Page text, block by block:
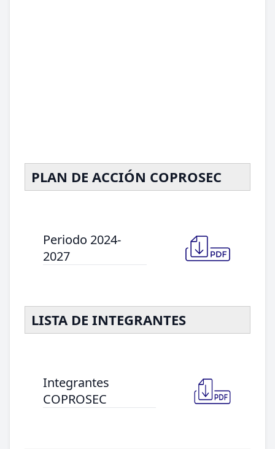
PLAN DE ACCIÓN COPROSEC
Periodo 2024-
2027
LISTA DE INTEGRANTES
Integrantes
COPROSEC